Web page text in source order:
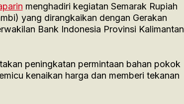
menghadiri kegiatan Semarak Rupiah
yang dirangkaikan dengan Gerakan
Bank Indonesia Provinsi Kalimantan
peningkatan permintaan bahan pokok
kenaikan harga dan memberi tekanan